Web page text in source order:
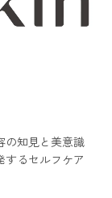
の知見と美意識
するセルフケア